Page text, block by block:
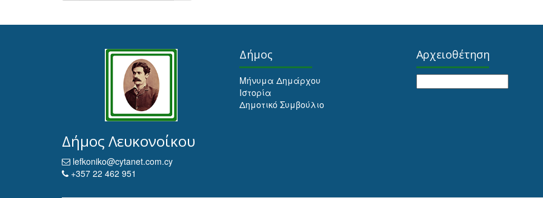
Δήμος Λευκονοίκου
lefkoniko@cytanet.com.cy
+357 22 462 951
Δήμος
Μήνυμα Δημάρχου
Ιστορία
Δημοτικό Συμβούλιο
Αρχειοθέτηση